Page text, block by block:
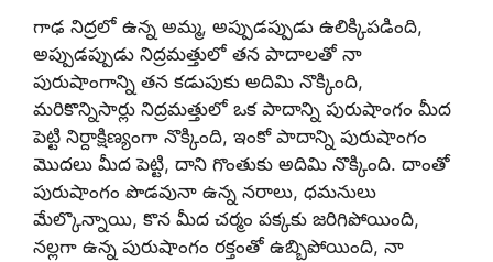
గాఢ నిద్రలో ఉన్న అమ్మ, అప్పుడప్పుడు ఉలిక్కిపడింది,
అప్పుడప్పుడు నిద్రమత్తులో తన పాదాలతో నా
పురుషాంగాన్ని తన కడుపుకు అదిమి నొక్కింది,
మరికొన్నిసార్లు నిద్రమత్తులో ఒక పాదాన్ని పురుషాంగం మీద
పెట్టి నిర్దాక్షిణ్యంగా నొక్కింది, ఇంకో పాదాన్ని పురుషాంగం
మొదలు మీద పెట్టి, దాని గొంతుకు అదిమి నొక్కింది. దాంతో
పురుషాంగం పొడవునా ఉన్న నరాలు, ధమనులు
మేల్కొన్నాయి, కొన మీద చర్మం పక్కకు జరిగిపోయింది,
నల్లగా ఉన్న పురుషాంగం రక్తంతో ఉబ్బిపోయింది, నా